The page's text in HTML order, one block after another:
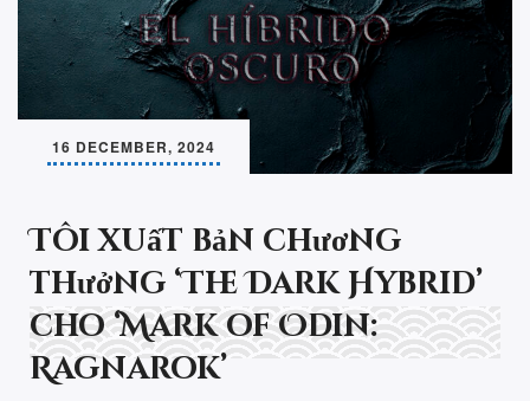
16 DECEMBER, 2024
Tôi xuất bản chương
thưởng ‘The Dark Hybrid’
cho ‘Mark of Odin:
Ragnarok’